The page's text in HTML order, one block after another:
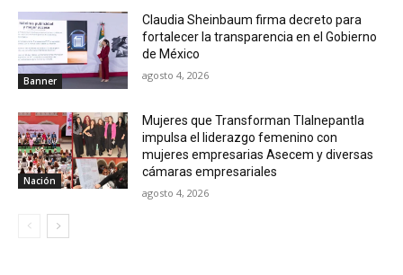
Banner
Claudia Sheinbaum firma decreto para
fortalecer la transparencia en el Gobierno
de México
agosto 4, 2026
Nación
Mujeres que Transforman Tlalnepantla
impulsa el liderazgo femenino con
mujeres empresarias Asecem y diversas
cámaras empresariales
agosto 4, 2026